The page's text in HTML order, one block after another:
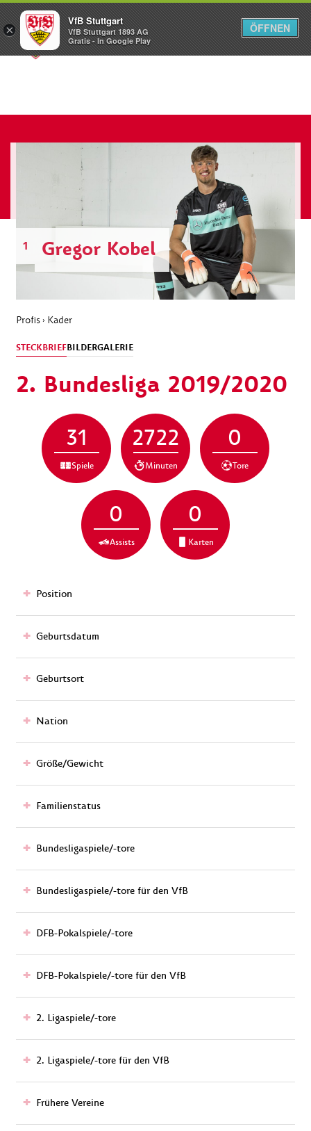
Menü
1 Gregor Kobel
Profis › Kader
STECKBRIEFBILDERGALERIE
2. Bundesliga 2019/2020
31
Spiele
2722
Minuten
0
Tore
0
Assists
0
Karten
Position
Geburtsdatum
Geburtsort
Nation
Größe/Gewicht
Familienstatus
Bundesligaspiele/-tore
Bundesligaspiele/-tore für den VfB
DFB-Pokalspiele/-tore
DFB-Pokalspiele/-tore für den VfB
2. Ligaspiele/-tore
2. Ligaspiele/-tore für den VfB
Frühere Vereine
×
VfB Stuttgart
VfB Stuttgart 1893 AG
Gratis - In Google Play
ÖFFNEN